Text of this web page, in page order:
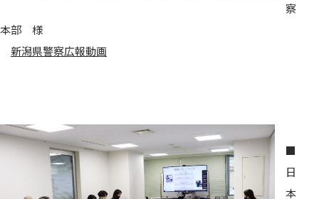
察
本部 様
新潟県警察広報動画
■
日
本